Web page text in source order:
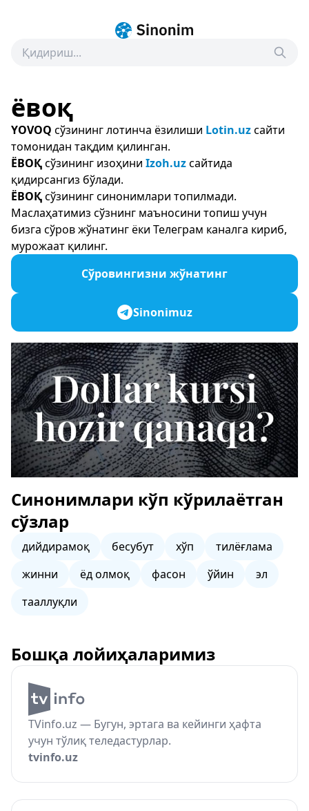
ёвоқ
YOVOQ сўзининг лотинча ёзилиши Lotin.uzсайти
томонидан тақдим қилинган.
ЁВОҚсўзининг изоҳини Izoh.uzсайтида
қидирсангиз бўлади.
ЁВОҚсўзининг синонимлари топилмади.
Маслаҳатимиз сўзнинг маъносини топиш учун
бизга сўров жўнатинг ёки Телеграм каналга кириб,
мурожаат қилинг.
Сўровингизни жўнатинг
Sinonimuz
Синонимлари кўп кўрилаётган
сўзлар
дийдирамоқ бесубут хўп
тилёғлама
жинни
ёд олмоқ фасон ўйин
эл
тааллуқли
Бошқа лойиҳаларимиз
TVinfo.uz — Бугун, эртага ва кейинги ҳафта
учун тўлиқ теледастурлар.
tvinfo.uz